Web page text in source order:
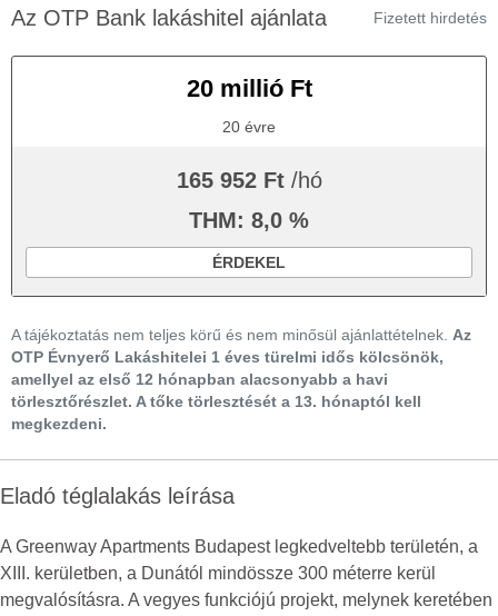
Az OTP Bank lakáshitel ajánlata Fizetett hirdetés
20 millió Ft
20 évre
165 952 Ft /hó
THM: 8,0 %
ÉRDEKEL
A tájékoztatás nem teljes körű és nem minősül ajánlattételnek. Az
OTP Évnyerő Lakáshitelei 1 éves türelmi idős kölcsönök,
amellyel az első 12 hónapban alacsonyabb a havi
törlesztőrészlet. A tőke törlesztését a 13. hónaptól kell
megkezdeni.
Eladó téglalakás leírása
A Greenway Apartments Budapest legkedveltebb területén, a
XIII. kerületben, a Dunától mindössze 300 méterre kerül
megvalósításra. A vegyes funkciójú projekt, melynek keretében